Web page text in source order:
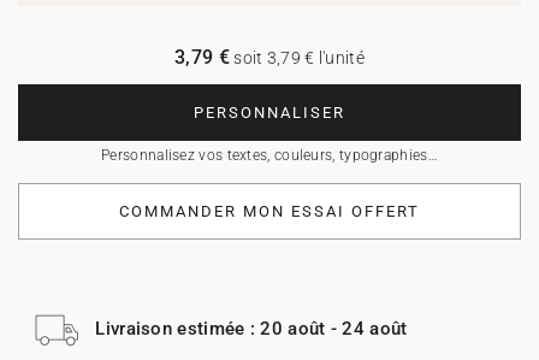
PERSONNALISER
Personnalisez vos textes, couleurs, typographies…
3,79 €soit 3,79 € l'unité
COMMANDER MON ESSAI OFFERT
Livraison estimée : 20 août - 24 août